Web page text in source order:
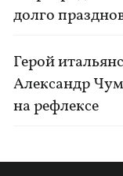
долго
Герой
Александр
на рефлексе